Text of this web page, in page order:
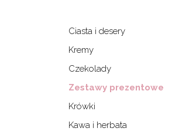
Ciasta i desery
Kremy
Czekolady
Zestawy prezentowe
Krówki
Kawa i herbata